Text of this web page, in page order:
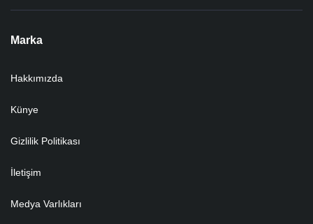
Marka
Hakkımızda
Künye
Gizlilik Politikası
İletişim
Medya Varlıkları